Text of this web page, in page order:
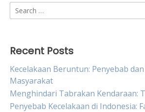
Search
for:
Recent Posts
Kecelakaan Beruntun: Penyebab
Masyarakat
Menghindari Tabrakan Kendaraan:
Penyebab Kecelakaan di Indonesia: